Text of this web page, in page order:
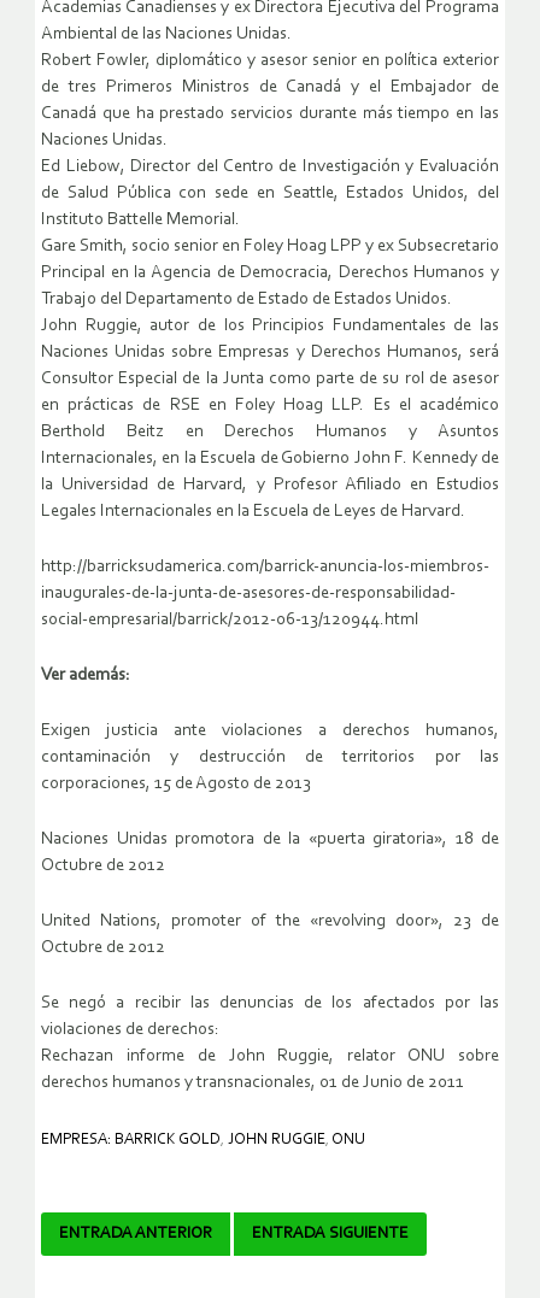
Academias Canadienses y ex Directora Ejecutiva del Programa
Ambiental de las Naciones Unidas.
Robert Fowler, diplomático y asesor senior en política exterior
de tres Primeros Ministros de Canadá y el Embajador de
Canadá que ha prestado servicios durante más tiempo en las
Naciones Unidas.
Ed Liebow, Director del Centro de Investigación y Evaluación
de Salud Pública con sede en Seattle, Estados Unidos, del
Instituto Battelle Memorial.
Gare Smith, socio senior en Foley Hoag LPP y ex Subsecretario
Principal en la Agencia de Democracia, Derechos Humanos y
Trabajo del Departamento de Estado de Estados Unidos.
John Ruggie, autor de los Principios Fundamentales de las
Naciones Unidas sobre Empresas y Derechos Humanos, será
Consultor Especial de la Junta como parte de su rol de asesor
en prácticas de RSE en Foley Hoag LLP. Es el académico
Berthold Beitz en Derechos Humanos y Asuntos
Internacionales, en la Escuela de Gobierno John F. Kennedy de
la Universidad de Harvard, y Profesor Afiliado en Estudios
Legales Internacionales en la Escuela de Leyes de Harvard.
http://barricksudamerica.com/barrick-anuncia-los-miembros-
inaugurales-de-la-junta-de-asesores-de-responsabilidad-
social-empresarial/barrick/2012-06-13/120944.html
Ver además:
Exigen justicia ante violaciones a derechos humanos,
contaminación y destrucción de territorios por las
corporaciones, 15 de Agosto de 2013
Naciones Unidas promotora de la «puerta giratoria», 18 de
Octubre de 2012
United Nations, promoter of the «revolving door», 23 de
Octubre de 2012
Se negó a recibir las denuncias de los afectados por las
violaciones de derechos:
Rechazan informe de John Ruggie, relator ONU sobre
derechos humanos y transnacionales, 01 de Junio de 2011
EMPRESA: BARRICK GOLD, JOHN RUGGIE, ONU
Navegador
ENTRADA ANTERIOR ENTRADA SIGUIENTE